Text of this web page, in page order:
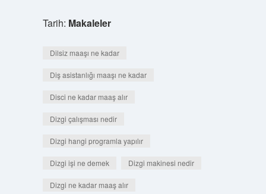
Tarih: Makaleler
Dilsiz maaşı ne kadar
Diş asistanlığı maaşı ne kadar
Disci ne kadar maaş alır
Dizgi çalışması nedir
Dizgi hangi programla yapılır
Dizgi işi ne demek Dizgi makinesi nedir
Dizgi ne kadar maaş alır